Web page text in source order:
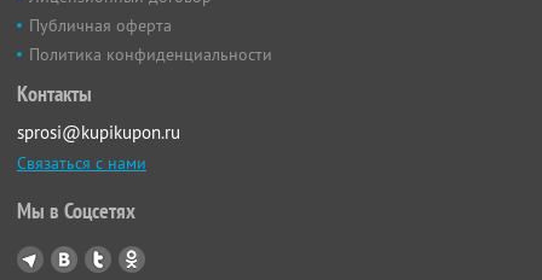
Публичная оферта
Политика конфиденциальности
Контакты
sprosi@kupikupon.ru
Связаться с нами
Мы в Соцсетях